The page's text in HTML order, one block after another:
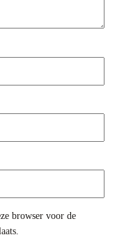
browser voor de